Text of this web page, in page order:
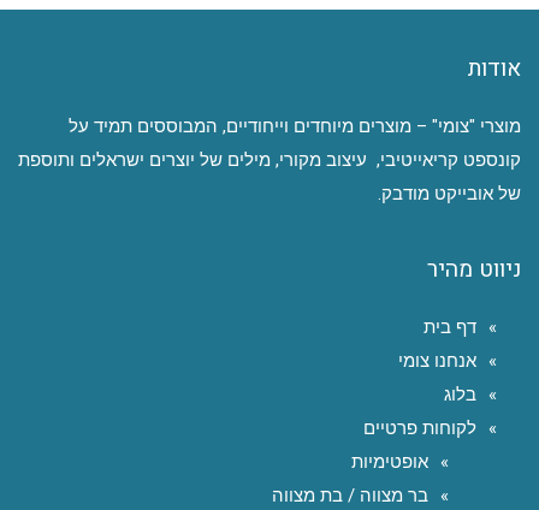
אודות
מוצרי "צומי" – מוצרים מיוחדים וייחודיים, המבוססים תמיד על
קונספט קריאייטיבי, עיצוב מקורי, מילים של יוצרים ישראלים ותוספת
של אובייקט מודבק.
ניווט מהיר
דף בית
אנחנו צומי
בלוג
לקוחות פרטיים
אופטימיות
בר מצווה / בת מצווה